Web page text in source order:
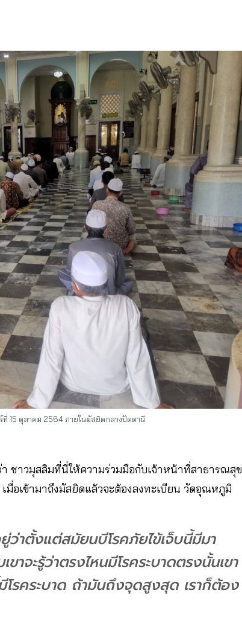
ที่ 15 ตุลาคม 2564 ภายในมัสยิดกลางปัตตานี
ชาวมุสลิมที่นี่ให้ความร่วมมือกับเจ้าหน้าที่สาธารณสุข
มื่อเข้ามาถึงมัสยิดแล้วจะต้องลงทะเบียน​ วัดอุณหภูมิ​
าตั้งแต่สมัยนบีโรคภัยไข้เจ็บนี้มีมา
จะรู้ว่าตรงไหนมีโรคระบาดตรงนั้นเขา
รคระบาด ถ้ามันถึงจุดสูงสุด เราก็ต้อง